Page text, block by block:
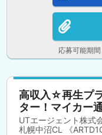
応募可能期
高収入☆再生プ
ター！マイカー
UTエージェント株式
札幌中沼CL 《